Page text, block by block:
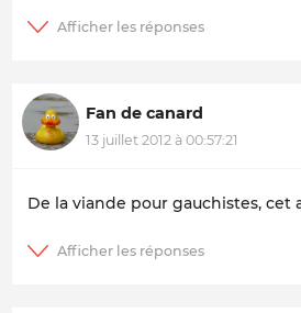
Fan de canard
13 juillet 2012 à 00:57:21
De la viande pour gauchistes, cet